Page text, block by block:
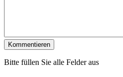
Bitte füllen Sie alle Felder aus